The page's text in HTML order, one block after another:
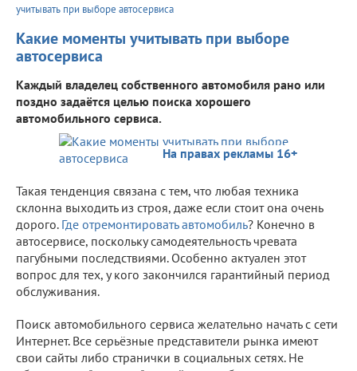
учитывать при выборе автосервиса
Какие моменты учитывать при выборе
автосервиса
Каждый владелец собственного автомобиля рано или
поздно задаётся целью поиска хорошего
автомобильного сервиса.
На правах рекламы 16+
Такая тенденция связана с тем, что любая техника
склонна выходить из строя, даже если стоит она очень
дорого. Где отремонтировать автомобиль? Конечно в
автосервисе, поскольку самодеятельность чревата
пагубными последствиями. Особенно актуален этот
вопрос для тех, у кого закончился гарантийный период
обслуживания.
Поиск автомобильного сервиса желательно начать с сети
Интернет. Все серьёзные представители рынка имеют
свои сайты либо странички в социальных сетях. Не